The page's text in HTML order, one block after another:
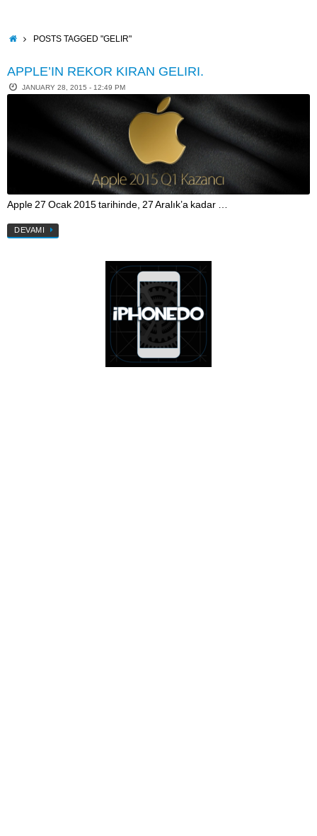
contentHOMEPOSTS TAGGED "GELIR"
APPLE’IN REKOR KIRAN GELIRI.
JANUARY 28, 2015 - 12:49 PM
Apple 27 Ocak 2015 tarihinde, 27 Aralık’a kadar …
DEVAMI